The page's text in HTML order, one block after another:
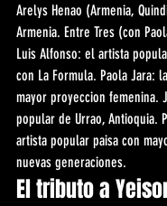
Arelys Henao (Armenia,
Armenia. Entre Tres (con
Luis Alfonso: el artista
con La Formula. Paola Jara:
mayor proyeccion femenina.
popular de Urrao, Antioquia.
artista popular paisa con
nuevas generaciones.
El tributo a